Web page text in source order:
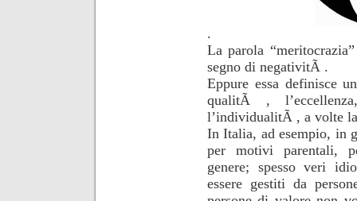
.
La parola
segno di negativitÃ .
Eppure essa definisce
qualitÃ ,
l’individualitÃ , a volte
In Italia, ad esempio, in
per motivi parentali,
genere; spesso veri
essere gestiti da